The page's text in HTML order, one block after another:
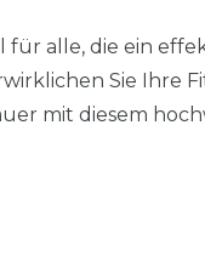
für alle, die ein
Sie Ihre
mit diesem